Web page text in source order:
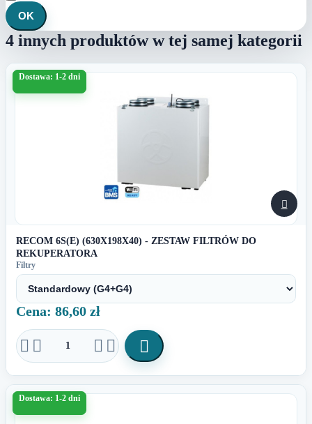
OK
4 innych produktów w tej samej kategorii
Dostawa: 1-2 dni

RECOM 6S(E) (630X198X40) - ZESTAW FILTRÓW DO
REKUPERATORA
Filtry
Cena: 86,60 zł
    
Dostawa: 1-2 dni